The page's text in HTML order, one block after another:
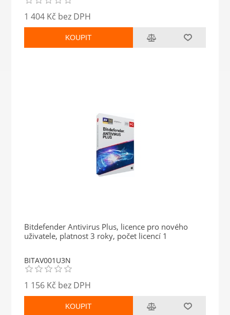
1 404 Kč bez DPH
KOUPIT
Bitdefender Antivirus Plus, licence pro nového
uživatele, platnost 3 roky, počet licencí 1
BITAV001U3N
1 156 Kč bez DPH
KOUPIT